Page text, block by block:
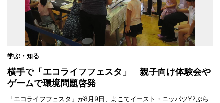
学ぶ・知る
横手で「エコライフフェスタ」 親子向け体験会や
ゲームで環境問題啓発
「エコライフフェスタ」が8月9日、よこてイースト・ニッパツY2ぷら